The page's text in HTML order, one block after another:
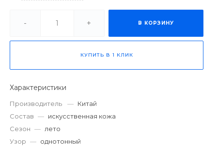
- + В КОРЗИНУ
КУПИТЬ В 1 КЛИК
Характеристики
Производитель — Китай
Состав — искусственная кожа
Сезон — лето
Узор — однотонный